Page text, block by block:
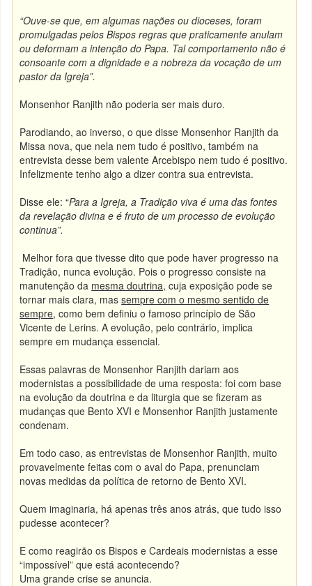
“Ouve-se que, em algumas nações ou dioceses, foram
promulgadas pelos Bispos regras que praticamente anulam
ou deformam a intenção do Papa. Tal comportamento não é
consoante com a dignidade e a nobreza da vocação de um
pastor da Igreja”.
Monsenhor Ranjith não poderia ser mais duro.
Parodiando, ao inverso, o que disse Monsenhor Ranjith da
Missa nova, que nela nem tudo é positivo, também na
entrevista desse bem valente Arcebispo nem tudo é positivo.
Infelizmente tenho algo a dizer contra sua entrevista.
Disse ele: “Para a Igreja, a Tradição viva é uma das fontes
da revelação divina e é fruto de um processo de evolução
continua”.
Melhor fora que tivesse dito que pode haver progresso na
Tradição, nunca evolução. Pois o progresso consiste na
manutenção da mesma doutrina, cuja exposição pode se
tornar mais clara, massempre com o mesmo sentido de
sempre, como bem definiu o famoso princípio de São
Vicente de Lerins. A evolução, pelo contrário, implica
sempre em mudança essencial.
Essas palavras de Monsenhor Ranjith dariam aos
modernistas a possibilidade de uma resposta: foi com base
na evolução da doutrina e da liturgia que se fizeram as
mudanças que Bento XVI e Monsenhor Ranjith justamente
condenam.
Em todo caso, as entrevistas de Monsenhor Ranjith, muito
provavelmente feitas com o aval do Papa, prenunciam
novas medidas da política de retorno de Bento XVI.
Quem imaginaria, há apenas três anos atrás, que tudo isso
pudesse acontecer?
E como reagirão os Bispos e Cardeais modernistas a esse
“impossível” que está acontecendo?
Uma grande crise se anuncia.